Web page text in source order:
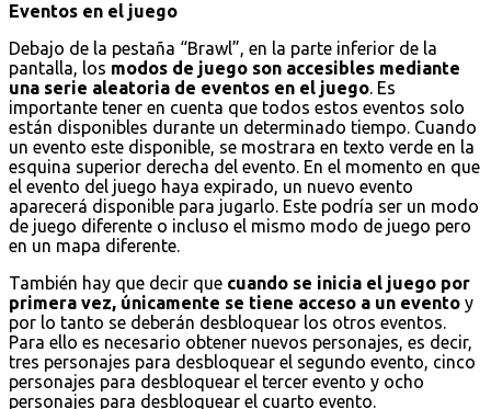
Eventos en el juego
Debajo de la pestaña “Brawl”, en la parte inferior de la
pantalla, los modos de juego son accesibles mediante
una serie aleatoria de eventos en el juego. Es
importante tener en cuenta que todos estos eventos solo
están disponibles durante un determinado tiempo. Cuando
un evento este disponible, se mostrara en texto verde en la
esquina superior derecha del evento. En el momento en que
el evento del juego haya expirado, un nuevo evento
aparecerá disponible para jugarlo. Este podría ser un modo
de juego diferente o incluso el mismo modo de juego pero
en un mapa diferente.
También hay que decir que cuando se inicia el juego por
primera vez, únicamente se tiene acceso a un evento y
por lo tanto se deberán desbloquear los otros eventos.
Para ello es necesario obtener nuevos personajes, es decir,
tres personajes para desbloquear el segundo evento, cinco
personajes para desbloquear el tercer evento y ocho
personajes para desbloquear el cuarto evento.